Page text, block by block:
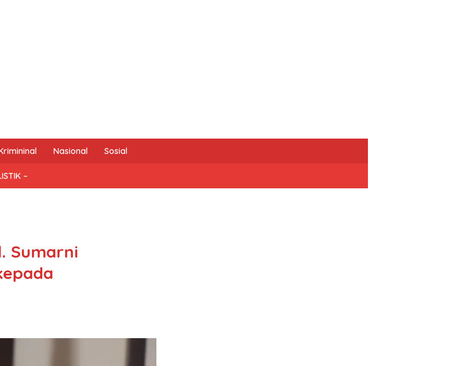
Nasional Sosial
–
Sumarni